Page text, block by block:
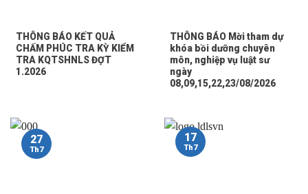
THÔNG BÁO KẾT QUẢ
CHẤM PHÚC TRA KỲ KIỂM
TRA KQTSHNLS ĐỢT
1.2026
THÔNG BÁO Mời tham dự
khóa bồi dưỡng chuyên
môn, nghiệp vụ luật sư
ngày
08,09,15,22,23/08/2026
27
Th7
17
Th7